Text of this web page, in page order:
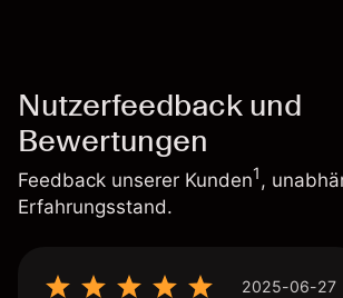
Nutzerfeedback und
Bewertungen
Feedback unserer Kunden1,
Erfahrungsstand.
2025-06-27